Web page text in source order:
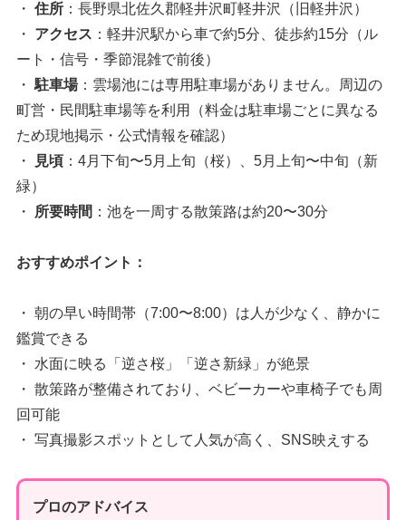
・ 住所：長野県北佐久郡軽井沢町軽井沢（旧軽井沢）
・ アクセス ：軽井沢駅から車で約5分、徒歩約15分（ル
ート・信号・季節混雑で前後）
・ 駐車場：雲場池には専用駐車場がありません。周辺の
町営・民間駐車場等を利用（料金は駐車場ごとに異なる
ため現地掲示・公式情報を確認）
・
見頃：4月下旬〜5月上旬（桜）、5月上旬〜中旬（新
緑）
・
所要時間 ：池を一周する散策路は約20〜30分
おすすめポイント：
・ 朝の早い時間帯（7:00〜8:00）は人が少なく、静かに
鑑賞できる
・ 水面に映る「逆さ桜」「逆さ新緑」が絶景
・ 散策路が整備されており、ベビーカーや車椅子でも周
回可能
・ 写真撮影スポットとして人気が高く、SNS映えする
プロのアドバイス